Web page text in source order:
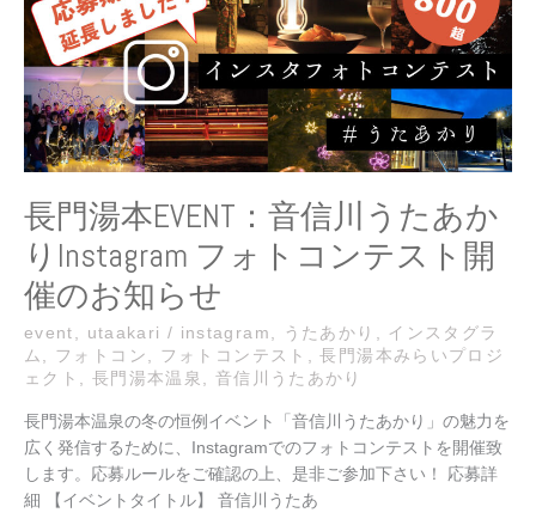
長門湯本EVENT：音信川うたあか
りInstagram フォトコンテスト開
催のお知らせ
event utaakari / instagram うたあかり
インスタグラ
ム
フォトコン フォトコンテスト ,長門湯本みらいプロジ
ェクト
長門湯本温泉 音信川うたあかり
長門湯本温泉の冬の恒例イベント「音信川うたあかり」の魅力を
広く発信するために、Instagramでのフォトコンテストを開催致
します。応募ルールをご確認の上、是非ご参加下さい！ 応募詳
細 【イベントタイトル】 音信川うたあ
信
川
う
た
あ
か
り
Instagram
フ
ォ
ト
コ
ン
テ
ス
ト
開
の